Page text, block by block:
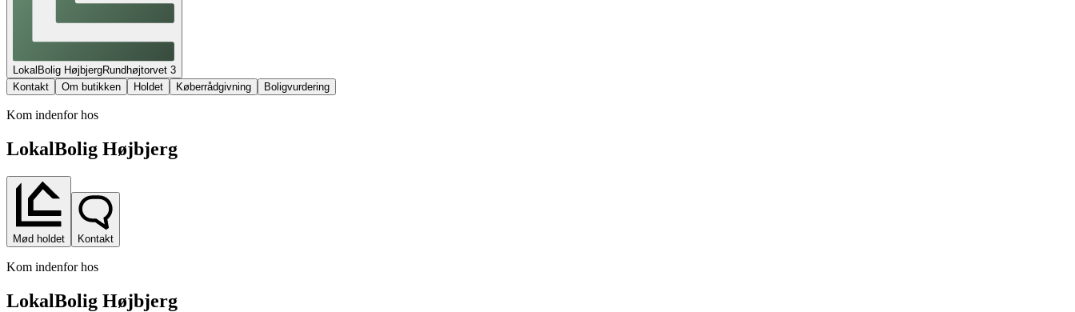
LokalBolig HøjbjergRundhøjtorvet 3
Kontakt
Om butikken Holdet Køberrådgivning Boligvurdering
Kom indenfor hos
LokalBolig Højbjerg
Mød holdet Kontakt
Kom indenfor hos
LokalBolig Højbjerg